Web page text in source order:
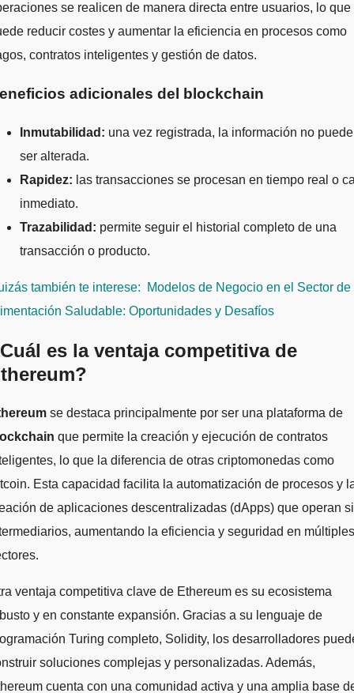
se realicen de manera directa entre usuarios, lo que
reducir costes y aumentar la eficiencia en procesos como
contratos inteligentes y gestión de datos.
adicionales del blockchain
Inmutabilidad: una vez registrada, la información no puede
ser alterada.
Rapidez: las transacciones se procesan en tiempo real o
inmediato.
Trazabilidad: permite seguir el historial completo de una
transacción o producto.
también te interese:
Modelos de Negocio en el Sector de
Saludable: Oportunidades y Desafíos
es la ventaja competitiva de
se destaca principalmente por ser una plataforma de
que permite la creación y ejecución de contratos
lo que la diferencia de otras criptomonedas como
Esta capacidad facilita la automatización de procesos y
de aplicaciones descentralizadas (dApps) que operan
aumentando la eficiencia y seguridad en múltiples
ventaja competitiva clave de Ethereum es su ecosistema
y en constante expansión. Gracias a su lenguaje de
Turing completo, Solidity, los desarrolladores
soluciones complejas y personalizadas. Además,
cuenta con una comunidad activa y una amplia base